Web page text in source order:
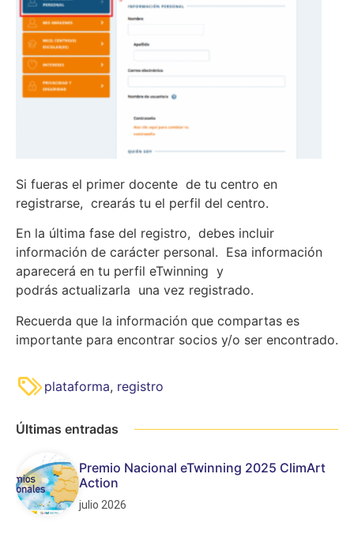
Si fueras el primer docente de tu centro en
registrarse, crearás tu el perfil del centro.
En la última fase del registro, debes incluir
información de carácter personal. Esa información
aparecerá en tu perfil eTwinning y
podrás actualizarla una vez registrado.
Recuerda que la información que compartas es
importante para encontrar socios y/o ser encontrado.
plataforma, registro
Últimas entradas
Premio Nacional eTwinning 2025 ClimArt
Action
julio 2026